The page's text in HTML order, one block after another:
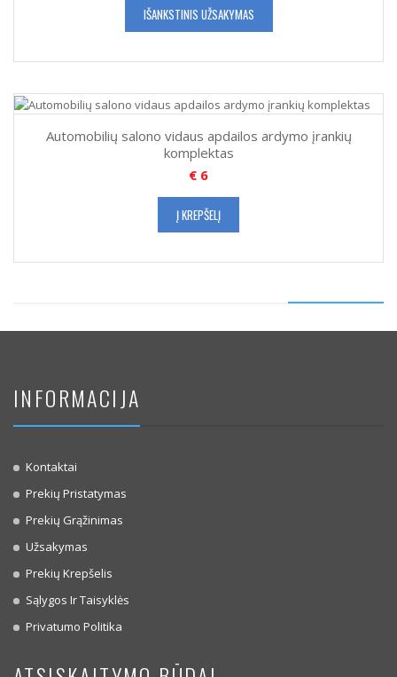
IŠANKSTINIS UŽSAKYMAS
Automobilių salono vidaus apdailos ardymo įrankių
komplektas
€ 6
Į KREPŠELĮ
INFORMACIJA
Kontaktai
Prekių Pristatymas
Prekių Grąžinimas
Užsakymas
Prekių Krepšelis
Sąlygos Ir Taisyklės
Privatumo Politika